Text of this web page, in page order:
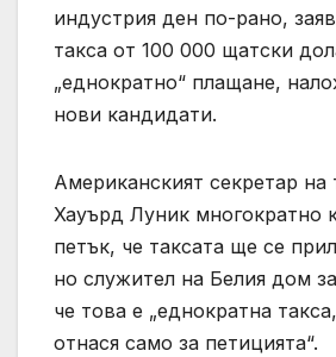
индустрия ден по-рано,
такса от 100 000 щатски
„еднократно“ плащане,
нови кандидати.
Американският секретар на
Хауърд Луник многократно
петък, че таксата ще се
но служител на Белия дом
че това е „еднократна
отнася само за петицията“.